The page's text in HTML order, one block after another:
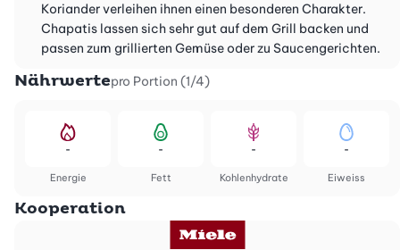
Koriander verleihen ihnen einen besonderen Charakter.
Chapatis lassen sich sehr gut auf dem Grill backen und
passen zum grillierten Gemüse oder zu Saucengerichten.
Nährwertepro Portion (1/4)
Energie
-
Fett
-
Kohlenhydrate
-
Eiweiss
-
Kooperation